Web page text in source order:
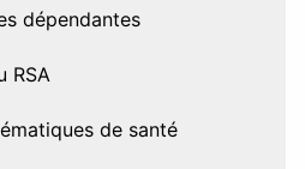
dépendantes
RSA
de santé